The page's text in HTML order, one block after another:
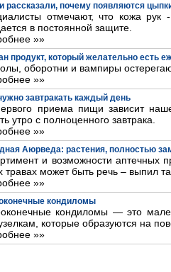
рассказали, почему появляются
отмечают, что кожа рук
в постоянной защите.
»»
продукт, который желательно есть
оборотни и вампиры
»»
завтракать каждый день
приема пищи зависит
утро с полноценного завтрака.
»»
Аюрведа: растения, полностью
и возможности аптечных
травах может быть речь – выпил
»»
кондиломы
кондиломы — это
которые образуются на
»»